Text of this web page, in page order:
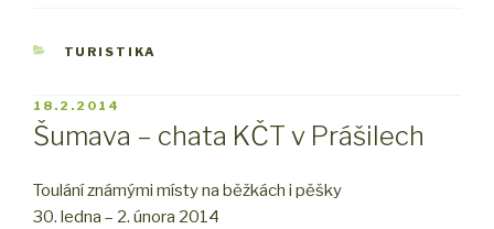
RUBRIKY
TURISTIKA
PUBLIKOVÁNO
18.2.2014
Šumava – chata KČT v Prášilech
Toulání známými místy na běžkách i pěšky
30. ledna – 2. února 2014